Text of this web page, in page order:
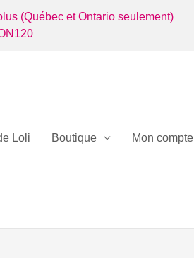
(Québec et Ontario seulement)
Loli Boutique Mon compte